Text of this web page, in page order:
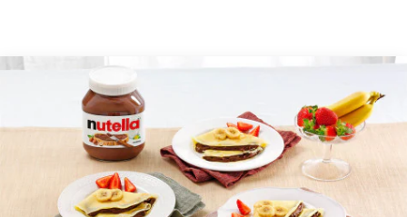
In France, tenant farmers used to offer Crêpes to their